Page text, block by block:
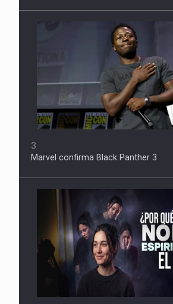
3
Marvel confirma Black Panther 3